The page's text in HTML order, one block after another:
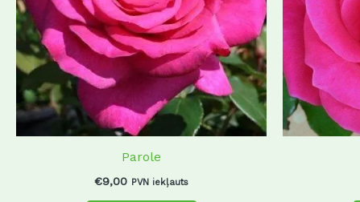
Parole
€9,00 PVN iekļauts
options
may
be
chosen
on
the